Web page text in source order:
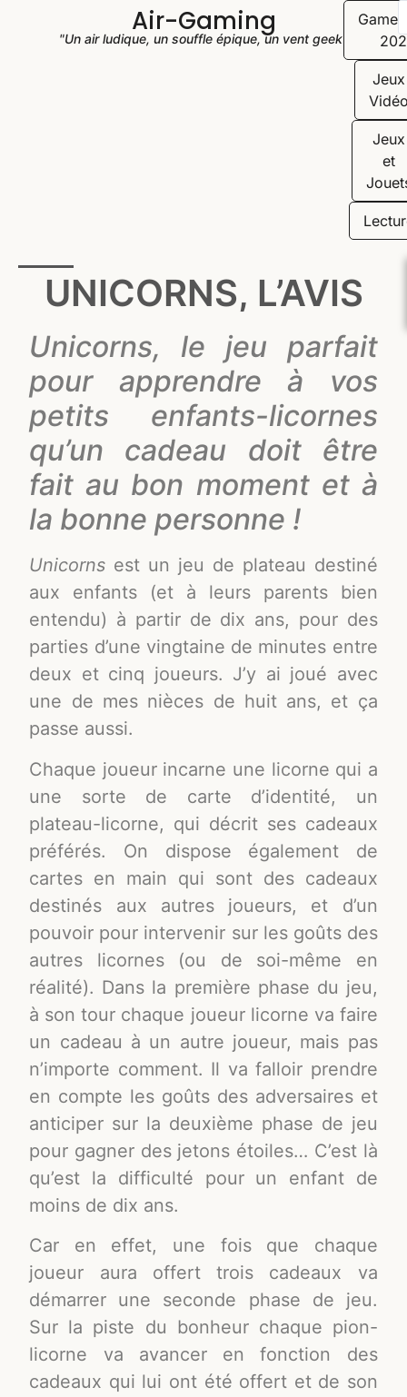
Air-Gaming
"Un air ludique, un souffle épique, un vent geek"
Jeux
Jeux
et
UNICORNS, L’AVIS
Unicorns, le jeu parfait
pour apprendre à vos
petits enfants-licornes
qu’un cadeau doit être
fait au bon moment et à
la bonne personne !
Unicorns est un jeu de plateau destiné
aux enfants (et à leurs parents bien
entendu) à partir de dix ans, pour des
parties d’une vingtaine de minutes entre
deux et cinq joueurs. J’y ai joué avec
une de mes nièces de huit ans, et ça
passe aussi.
Chaque joueur incarne une licorne qui a
une sorte de carte d’identité, un
plateau-licorne, qui décrit ses cadeaux
préférés. On dispose également de
cartes en main qui sont des cadeaux
destinés aux autres joueurs, et d’un
pouvoir pour intervenir sur les goûts des
autres licornes (ou de soi-même en
réalité). Dans la première phase du jeu,
à son tour chaque joueur licorne va faire
un cadeau à un autre joueur, mais pas
n’importe comment. Il va falloir prendre
en compte les goûts des adversaires et
anticiper sur la deuxième phase de jeu
pour gagner des jetons étoiles… C’est là
qu’est la difficulté pour un enfant de
moins de dix ans.
Car en effet, une fois que chaque
joueur aura offert trois cadeaux va
démarrer une seconde phase de jeu.
Sur la piste du bonheur chaque pion-
licorne va avancer en fonction des
cadeaux qui lui ont été offert et de son